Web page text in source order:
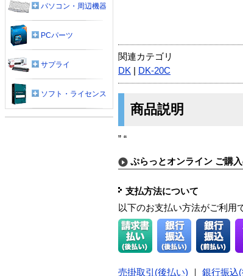
関連カテゴリ
DK
DK-20C
商品説明
” “
ぷらっとオンライン ご購
支払方法について
以下のお支払い方法がご利用
売掛取引(後払い) 銀行振込
パソコン・周辺機器
PCパーツ
サプライ
ソフト・ライセンス